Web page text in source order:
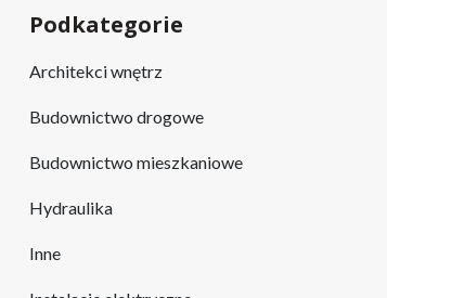
Podkategorie
Architekci wnętrz
Budownictwo drogowe
Budownictwo mieszkaniowe
Hydraulika
Inne